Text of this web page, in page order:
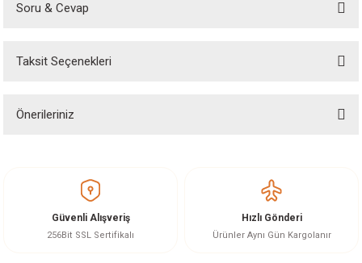
Soru & Cevap
Ürün hakkında henüz soru sorulmamış.
Taksit Seçenekleri
Önerileriniz
Görüş ve önerileriniz için teşekkür ederiz.
Ürün resmi kalitesiz, bozuk veya görüntülenemiyor.
Güvenli Alışveriş
256Bit SSL Sertifikalı
Hızlı Gönderi
Ürünler Aynı Gün Kargolanır